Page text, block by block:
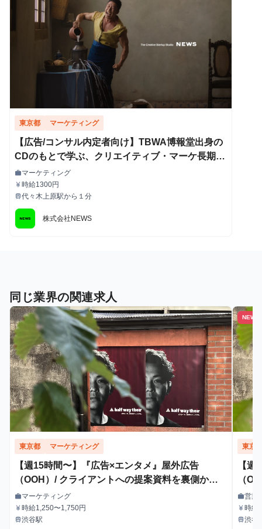
東京都 マーケティング
【広告/コンサル内定者向け】TBWA博報堂出身の
CDのもとで学ぶ、クリエイティブ・マーケ長期イ
ンターン
職種
workマーケティング
給与
currency_yen 時給1300円
最寄駅
train代々木上原駅から１分
株式会社NEWS
同じ業界の関連求人
東京都 マーケティング
【週15時間〜】『広告×エンタメ』屋外広告
（OOH）/ クライアントへの提案資料を裏側から
支えるインターン！
職種
workマーケティング
給与
currency_yen時給1,250〜1,750円
最寄駅
train渋谷駅
NEW
東京
【
（
職種
work営業
給与
currency_yen時給
最寄駅
train渋谷